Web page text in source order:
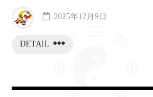
DETAIL
2025年12月9日